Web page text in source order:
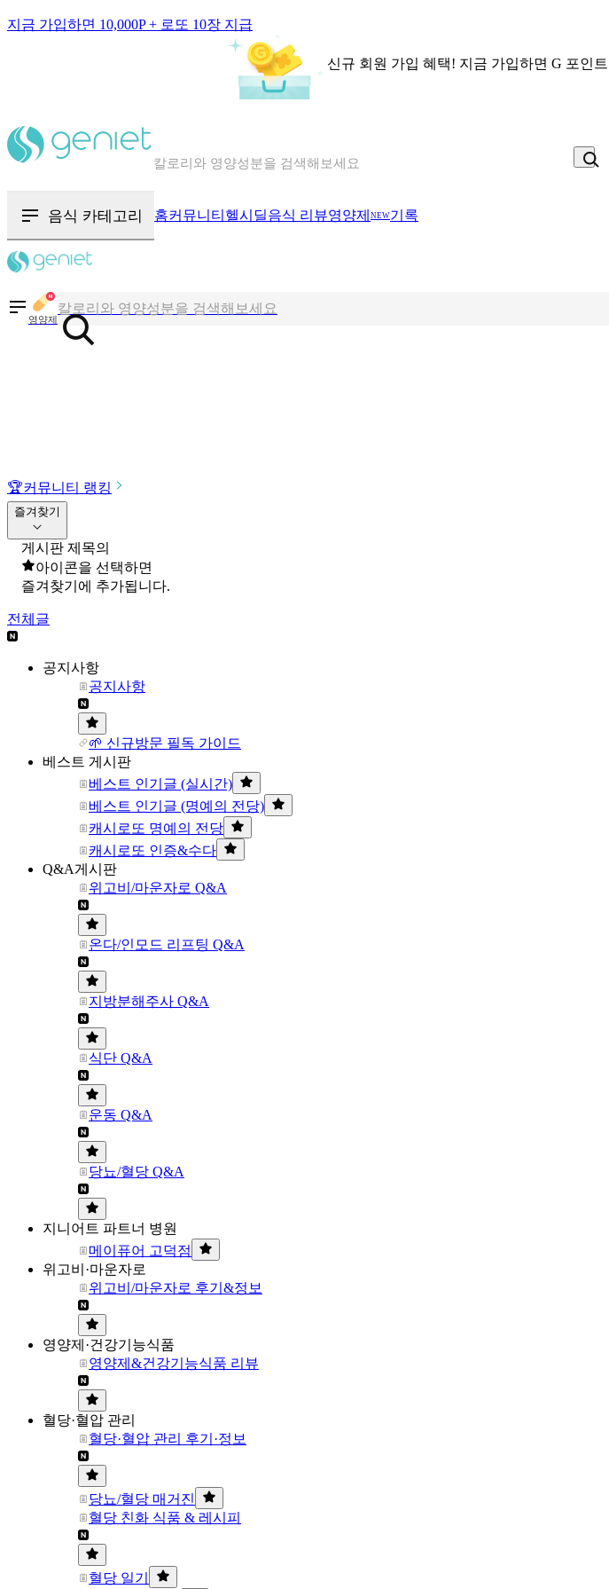
지금 가입하면 10,000P + 로또 10장 지급
신규 회원 가입 혜택! 지금 가입하면 G 포인
칼로리와 영양성분을 검색해보세요
음식 카테고리 홈커뮤니티 헬시딜음식 리뷰영양제 NEW기록
영양제
칼로리와 영양성분을 검색해보세요
혈당 · 다이어트 음식 검색해보세요
🏆커뮤니티 랭킹
즐겨찾기
게시판 제목의
아이콘을 선택하면
즐겨찾기에 추가됩니다.
전체글
공지사항
공지사항
🌱 신규방문 필독 가이드
베스트 게시판
베스트 인기글 (실시간)
베스트 인기글 (명예의 전당)
캐시로또 명예의 전당
캐시로또 인증&수다
Q&A게시판
위고비/마운자로 Q&A
온다/인모드 리프팅 Q&A
지방분해주사 Q&A
식단 Q&A
운동 Q&A
당뇨/혈당 Q&A
지니어트 파트너 병원
메이퓨어 고덕점
위고비·마운자로
위고비/마운자로 후기&정보
영양제·건강기능식품
영양제&건강기능식품 리뷰
혈당·혈압 관리
혈당·혈압 관리 후기·정보
당뇨/혈당 매거진
혈당 친화 식품 & 레시피
혈당 일기